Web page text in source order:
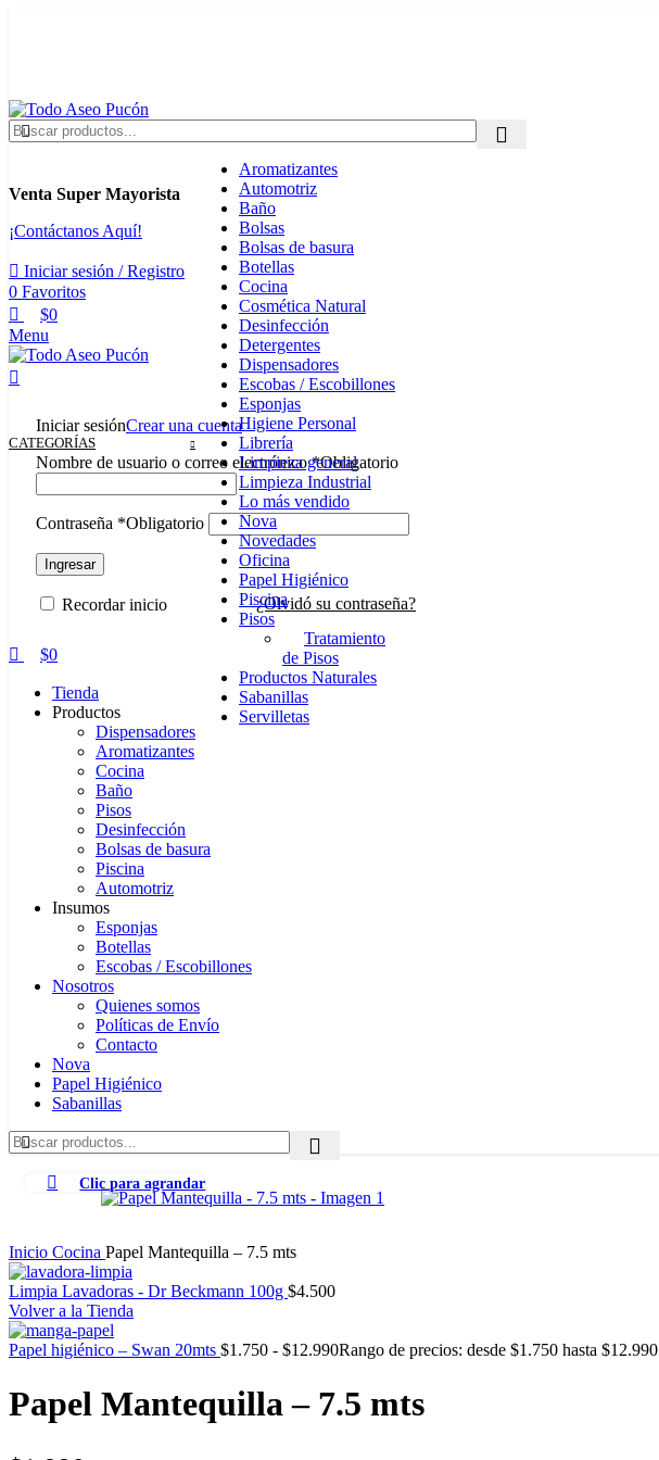
CATEGORÍAS
Aromatizantes
Automotriz
Baño
Bolsas
Bolsas de basura
Botellas
Cocina
Cosmética Natural
Desinfección
Detergentes
Dispensadores
Escobas / Escobillones
Esponjas
Higiene Personal
Librería
Limpieza general
Limpieza Industrial
Lo más vendido
Nova
Novedades
Oficina
Papel Higiénico
Piscina
Pisos
Tratamiento
de Pisos
Productos Naturales
Sabanillas
Servilletas
Venta Super Mayorista
¡Contáctanos Aquí!
Iniciar sesión / Registro
0 Favoritos
$0
Menu
Iniciar sesiónCrear una cuenta
Nombre de usuario o correo electrónico*Obligatorio
Contraseña *Obligatorio
Ingresar
¿Olvidó su contraseña?
Recordar inicio
$0
Tienda
Productos
Dispensadores
Aromatizantes
Cocina
Baño
Pisos
Desinfección
Bolsas de basura
Piscina
Automotriz
Insumos
Esponjas
Botellas
Escobas / Escobillones
Nosotros
Quienes somos
Políticas de Envío
Contacto
Nova
Papel Higiénico
Sabanillas
Clic para agrandar
Inicio Cocina Papel Mantequilla – 7.5 mts
Limpia Lavadoras - Dr Beckmann 100g $4.500
Volver a la Tienda
Papel higiénico – Swan 20mts $1.750 - $12.990Rango de precios: desde $1.750 hasta $12.990
Papel Mantequilla – 7.5 mts